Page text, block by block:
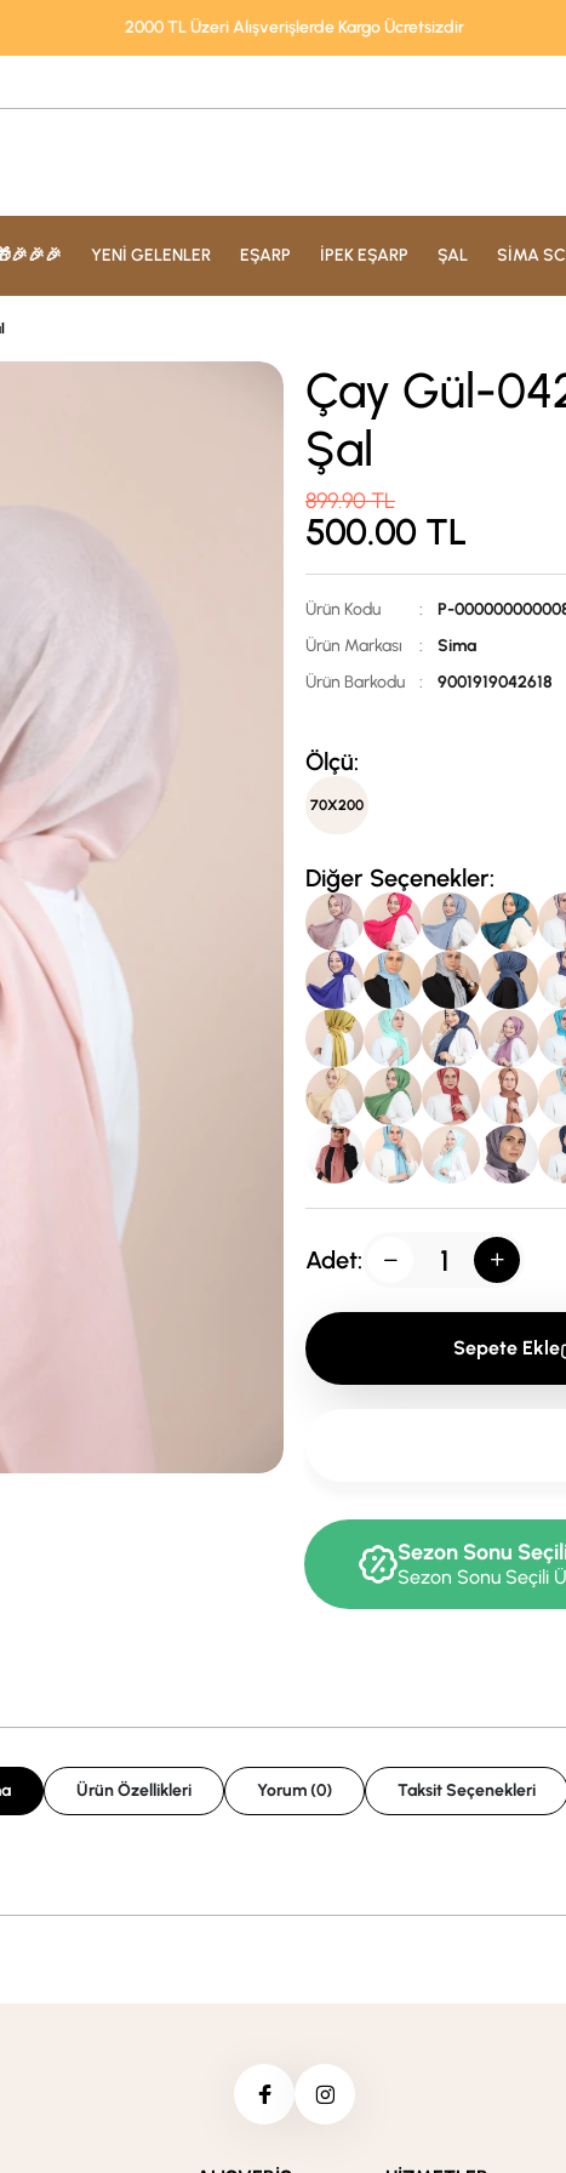
2000 TL Üzeri Alışverişlerde Kargo Ücretsizdir
YENİ GELENLER EŞARP İPEK EŞARP ŞAL SİMA
Çay Gül-
Şal
899.90TL
500.00 TL
Ürün Kodu :
P-
Ürün Markası
:
Sima
Ürün Barkodu
: 9001919042618
Ölçü:
70X200
Diğer Seçenekler:
Adet:
Sepete Ekle
Sezon Sonu
Sezon Sonu Seçili
Ürün Özellikleri Yorum (0) Taksit Seçenekleri